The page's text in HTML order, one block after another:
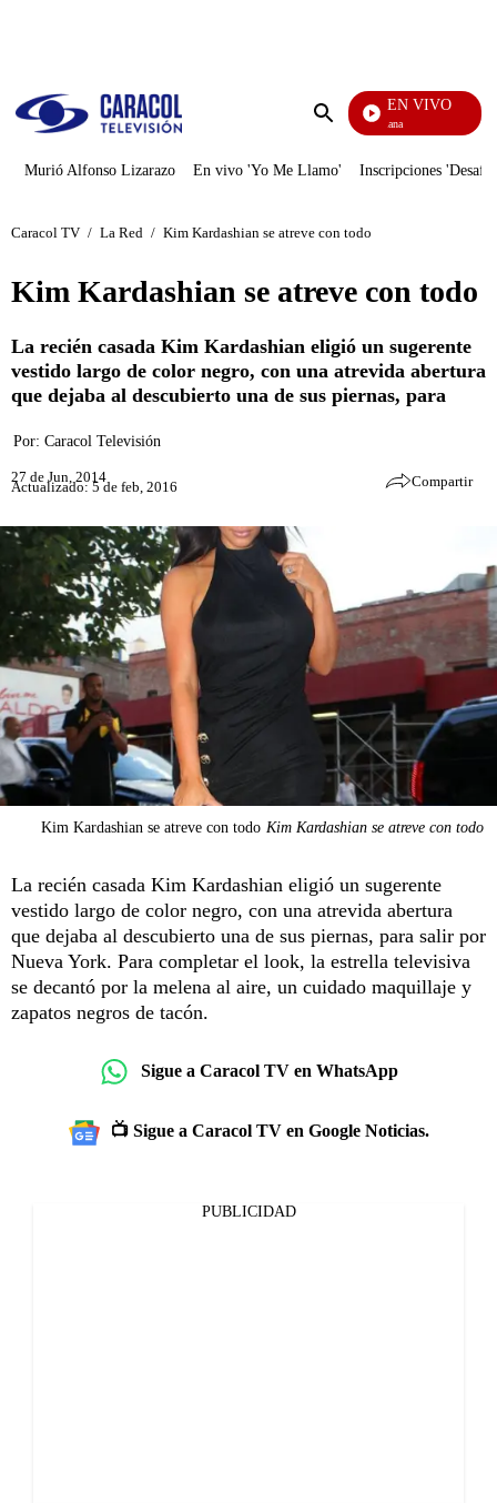
Enviar
EN VIVO
Diario De Diana
Murió Alfonso Lizarazo En vivo 'Yo Me Llamo' Inscripciones
Caracol TV / La Red / Kim Kardashian se atreve con todo
Kim Kardashian se atreve con todo
La recién casada Kim Kardashian eligió un sugerente
vestido largo de color negro, con una atrevida abertura
que dejaba al descubierto una de sus piernas, para
Por: Caracol Televisión
27 de Jun, 2014
Actualizado: 5 de feb, 2016 Compartir
Kim Kardashian se atreve con todo Kim Kardashian se atreve con todo
La recién casada Kim Kardashian eligió un sugerente
vestido largo de color negro, con una atrevida abertura
que dejaba al descubierto una de sus piernas, para salir por
Nueva York. Para completar el look, la estrella televisiva
se decantó por la melena al aire, un cuidado maquillaje y
zapatos negros de tacón.
Sigue a Caracol TV en WhatsApp
📺 Sigue a Caracol TV en Google Noticias.
PUBLICIDAD